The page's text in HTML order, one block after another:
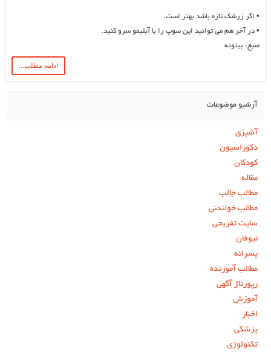
•اگر زرشک تازه باشد بهتر است.
•در آخر هم می توانید این سوپ را با آبلیمو سرو کنید.
منبع: بیتوته
ادامه مطلب...
آرشیو موضوعات
آشپزی
دکوراسیون
کودکان
مقاله
مطالب جالب
مطالب خواندنی
سایت تفریحی
نیوفان
پسرانه
مطالب آموزنده
رپورتاژ آگهی
آموزش
اخبار
پزشکی
تکنولوژی